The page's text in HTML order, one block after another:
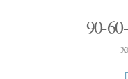
90-